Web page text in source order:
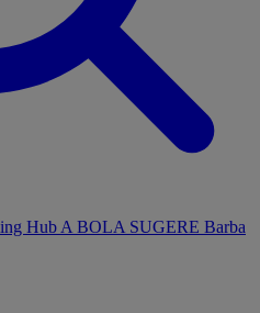
Hub A BOLA SUGERE Barba